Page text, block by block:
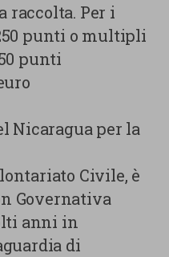
raccolta. Per i
punti o multipli
punti
Nicaragua per la
Civile, è
Governativa
anni in
di